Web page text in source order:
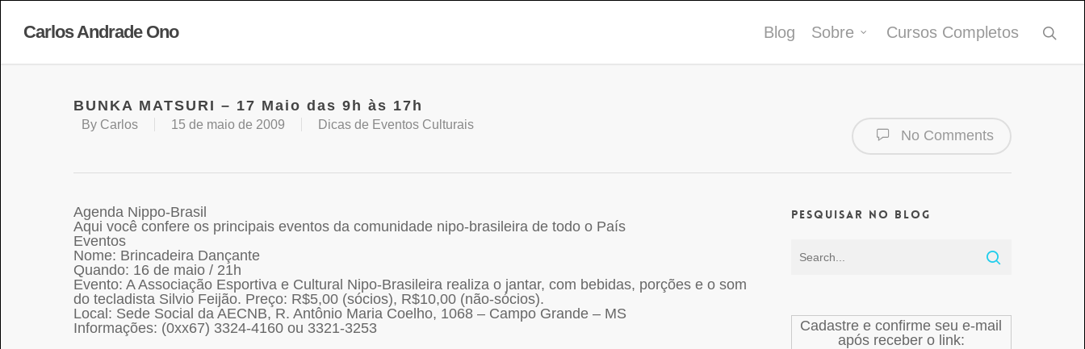
Carlos Andrade Ono Blog Sobre Cursos Completos
BUNKA MATSURI – 17 Maio das 9h às 17h
By Carlos 15 de maio de 2009 Dicas de Eventos Culturais
No Comments
Agenda Nippo-Brasil
Aqui você confere os principais eventos da comunidade nipo-brasileira de todo o País
Eventos
Nome: Brincadeira Dançante
Quando: 16 de maio / 21h
Evento: A Associação Esportiva e Cultural Nipo-Brasileira realiza o jantar, com bebidas, porções e o som
do tecladista Silvio Feijão. Preço: R$5,00 (sócios), R$10,00 (não-sócios).
Local: Sede Social da AECNB, R. Antônio Maria Coelho, 1068 – Campo Grande – MS
Informações: (0xx67) 3324-4160 ou 3321-3253
Pesquisar no Blog
Cadastre e confirme seu e-mail
após receber o link: